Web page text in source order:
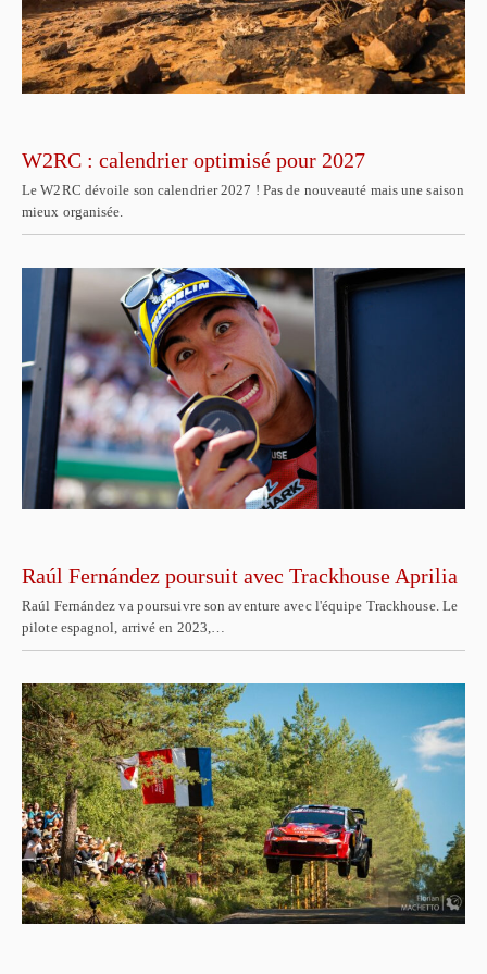
W2RC : calendrier optimisé pour 2027
Le W2RC dévoile son calendrier 2027 ! Pas de nouveauté mais une saison
mieux organisée.
Raúl Fernández poursuit avec Trackhouse Aprilia
Raúl Fernández va poursuivre son aventure avec l'équipe Trackhouse. Le
pilote espagnol, arrivé en 2023,…